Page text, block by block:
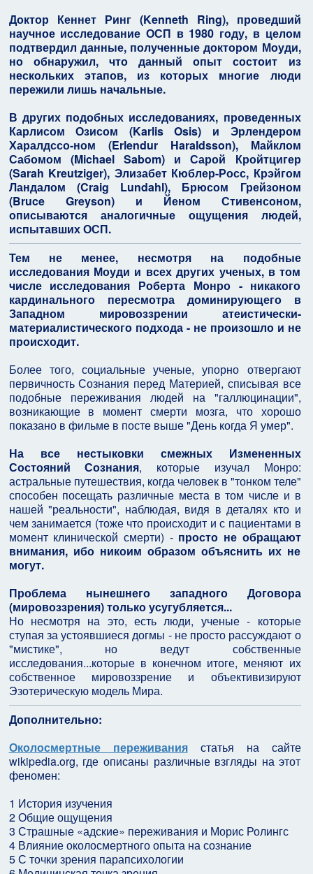
Доктор Кеннет Ринг (Kenneth Ring), проведший
научное исследование ОСП в 1980 году, в целом
подтвердил данные, полученные доктором Моуди,
но обнаружил, что данный опыт состоит из
нескольких этапов, из которых многие люди
пережили лишь начальные.
В других подобных исследованиях, проведенных
Карлисом Озисом (Karlis Osis) и Эрлендером
Харалдссо-ном (Erlendur Haraldsson), Майклом
Сабомом (Michael Sabom) и Сарой Кройтцигер
(Sarah Kreutziger), Элизабет Кюблер-Росс, Крэйгом
Ландалом (Craig Lundahl), Брюсом Грейзоном
(Bruce Greyson) и Йеном Стивенсоном,
описываются аналогичные ощущения людей,
испытавших ОСП.
Тем не менее, несмотря на подобные
исследования Моуди и всех других ученых, в том
числе исследования Роберта Монро - никакого
кардинального пересмотра доминирующего в
Западном мировоззрении атеистически-
материалистического подхода - не произошло и не
происходит.
Более того, социальные ученые, упорно отвергают
первичность Сознания перед Материей, списывая все
подобные переживания людей на "галлюцинации",
возникающие в момент смерти мозга, что хорошо
показано в фильме в посте выше "День когда Я умер".
На все нестыковки смежных Измененных
Состояний Сознания, которые изучал Монро:
астральные путешествия, когда человек в "тонком теле"
способен посещать различные места в том числе и в
нашей "реальности", наблюдая, видя в деталях кто и
чем занимается (тоже что происходит и с пациентами в
момент клинической смерти) - просто не обращают
внимания, ибо никоим образом объяснить их не
могут.
Проблема нынешнего западного Договора
(мировоззрения) только усугубляется...
Но несмотря на это, есть люди, ученые - которые
ступая за устоявшиеся догмы - не просто рассуждают о
"мистике", но ведут собственные
исследования...которые в конечном итоге, меняют их
собственное мировоззрение и объективизируют
Эзотерическую модель Мира.
Дополнительно:
Околосмертные переживаниястатья на сайте
wikipedia.org, где описаны различные взгляды на этот
феномен:
1 История изучения
2 Общие ощущения
3 Страшные «адские» переживания и Морис Ролингс
4 Влияние околосмертного опыта на сознание
5 С точки зрения парапсихологии